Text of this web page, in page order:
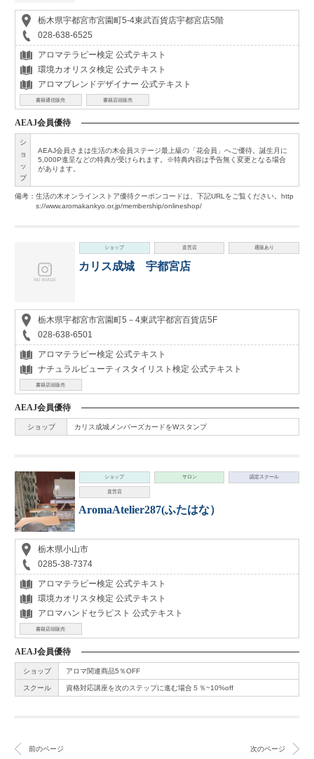
栃木県宇都宮市宮園町5-4東武百貨店宇都宮店5階
028-638-6525
アロマテラピー検定 公式テキスト
環境カオリスタ検定 公式テキスト
アロマブレンドデザイナー 公式テキスト
書籍通信販売 書籍店頭販売
AEAJ会員優待
シ
ョ
ッ
プ
AEAJ会員さまは生活の木会員ステージ最上級の「花会員」へご優待。誕生月に
5,000P進呈などの特典が受けられます。※特典内容は予告無く変更となる場合
があります。
備考：生活の木オンラインストア優待クーポンコードは、下記URLをご覧ください。http
s://www.aromakankyo.or.jp/membership/onlineshop/
ショップ 直営店 通販あり
カリス成城 宇都宮店
栃木県宇都宮市宮園町5－4東武宇都宮百貨店5F
028-638-6501
アロマテラピー検定 公式テキスト
ナチュラルビューティスタイリスト検定 公式テキスト
書籍店頭販売
AEAJ会員優待
ショップ カリス成城メンバーズカードをWスタンプ
ショップ サロン 認定スクール
直営店
AromaAtelier287(ふたはな）
栃木県小山市
0285-38-7374
アロマテラピー検定 公式テキスト
環境カオリスタ検定 公式テキスト
アロマハンドセラピスト 公式テキスト
書籍店頭販売
AEAJ会員優待
ショップ アロマ関連商品5％OFF
スクール 資格対応講座を次のステップに進む場合５％~10%off
前のページ 次のページ